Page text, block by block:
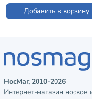
Добавить в корзину
НосМаг, 2010-2026
Интернет-магазин носков